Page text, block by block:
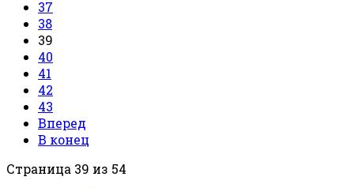
37
38
39
40
41
42
43
Вперед
В конец
Страница 39 из 54